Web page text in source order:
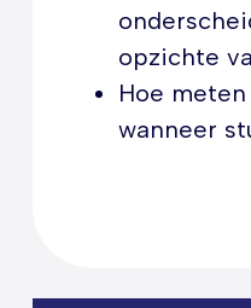
opzichte
Hoe
wanneer